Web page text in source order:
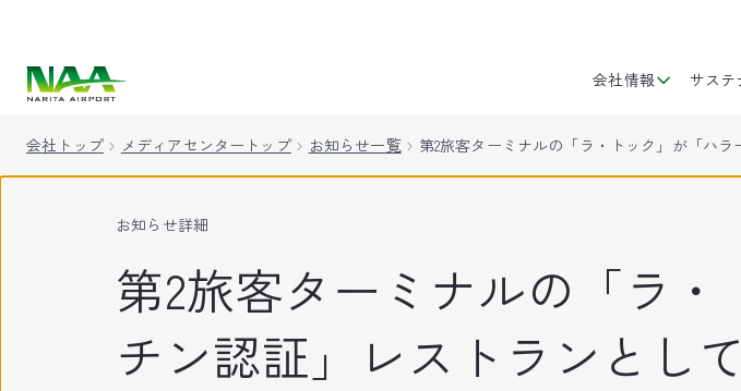
会社情報 サステ
会社トップ メディアセンタートップ お知らせ一覧 第2旅客ターミナルの「ラ・トック」が「ハ
お知らせ詳細
第2旅客ターミナルの「ラ
チン認証」レストランとし